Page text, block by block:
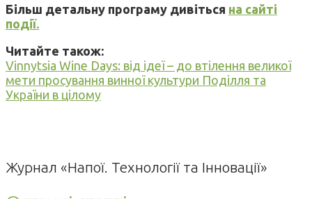
Більш детальну програму дивіться на сайті
події.
Читайте також:
Vinnytsia Wine Days: від ідеї – до втілення великої
мети просування винної культури Поділля та
України в цілому
Журнал «Напої. Технології та Інновації»